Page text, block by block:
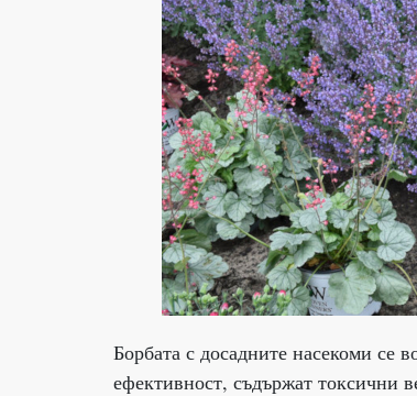
Борбата с досадните насекоми се
ефективност, съдържат токсични